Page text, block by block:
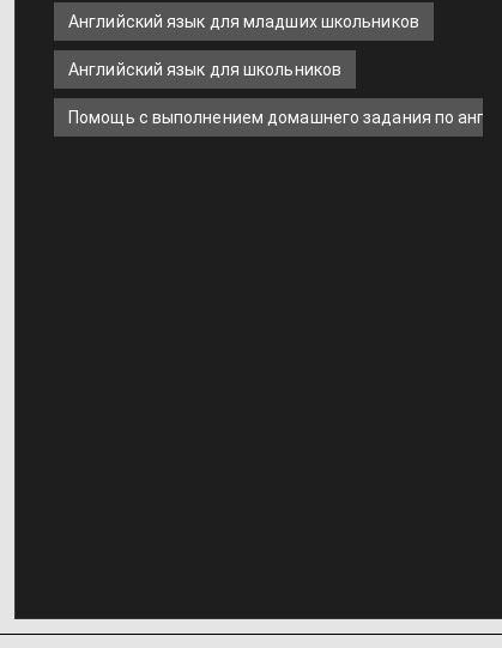
Английский язык для младших школьников
Английский язык для школьников
Помощь с выполнением домашнего задания по